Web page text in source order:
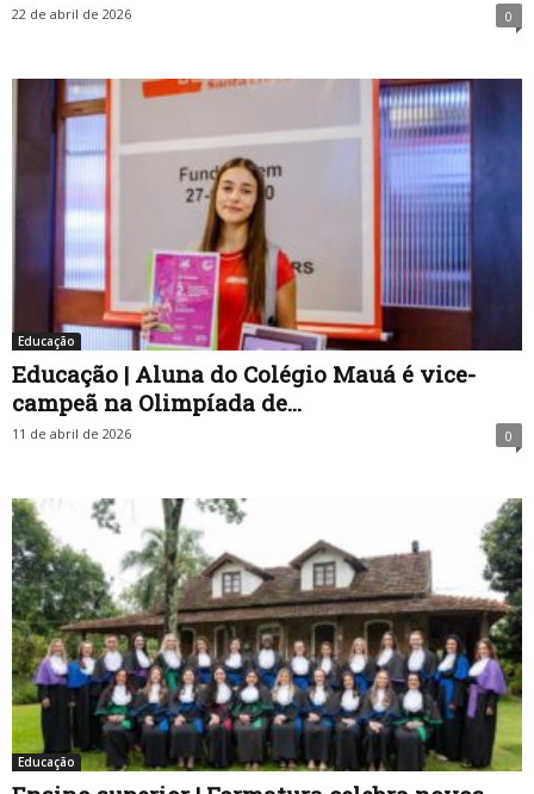
22 de abril de 2026 0
Educação
Educação | Aluna do Colégio Mauá é vice-
campeã na Olimpíada de...
11 de abril de 2026 0
Educação